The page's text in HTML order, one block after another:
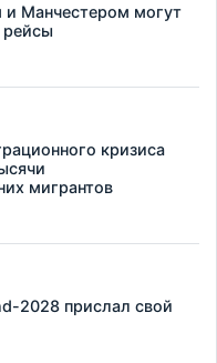
Манчестером могут
рейсы
кризиса
мигрантов
2028 прислал свой